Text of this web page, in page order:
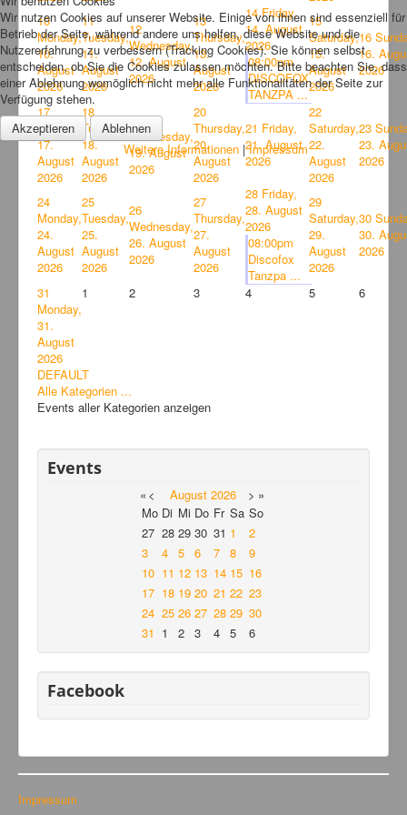
10
Monday,
10.
August
2026
11
Tuesday,
11.
August
2026
12
Wednesday,
12. August
2026
13
Thursday,
13.
August
2026
14 Friday,
14. August
2026
08:00pm
DISCOFOX
TANZPA ...
15
Saturday,
15.
August
2026
16
16.
2026
17
Monday,
17.
August
2026
18
Tuesday,
18.
August
2026
19
Wednesday,
19. August
2026
20
Thursday,
20.
August
2026
21 Friday,
21. August
2026
22
Saturday,
22.
August
2026
23
23.
2026
24
Monday,
24.
August
2026
25
Tuesday,
25.
August
2026
26
Wednesday,
26. August
2026
27
Thursday,
27.
August
2026
28 Friday,
28. August
2026
08:00pm
Discofox
Tanzpa ...
29
Saturday,
29.
August
2026
30
30.
2026
31
Monday,
31.
August
2026
1 2 3 4 5 6
DEFAULT
Alle Kategorien ...
Events aller Kategorien anzeigen
Events
« < August 2026 > »
Mo Di Mi Do Fr Sa So
27 28 29 30 31 1
2
3
4 5 6 7 8
9
10 11 12 13 14 15 16
17 18 19 20 21 22 23
24 25 26 27 28 29 30
31 1 2 3 4 5 6
Facebook
Impressum
Wir nutzen Cookies auf unserer Website. Einige von ihnen sind essenziell
Betrieb der Seite, während andere uns helfen, diese Website und die
Nutzererfahrung zu verbessern (Tracking Cookies). Sie können selbst
entscheiden, ob Sie die Cookies zulassen möchten. Bitte beachten Sie,
einer Ablehnung womöglich nicht mehr alle Funktionalitäten der Seite zur
Verfügung stehen.
Akzeptieren
Ablehnen
Weitere Informationen|Impressum